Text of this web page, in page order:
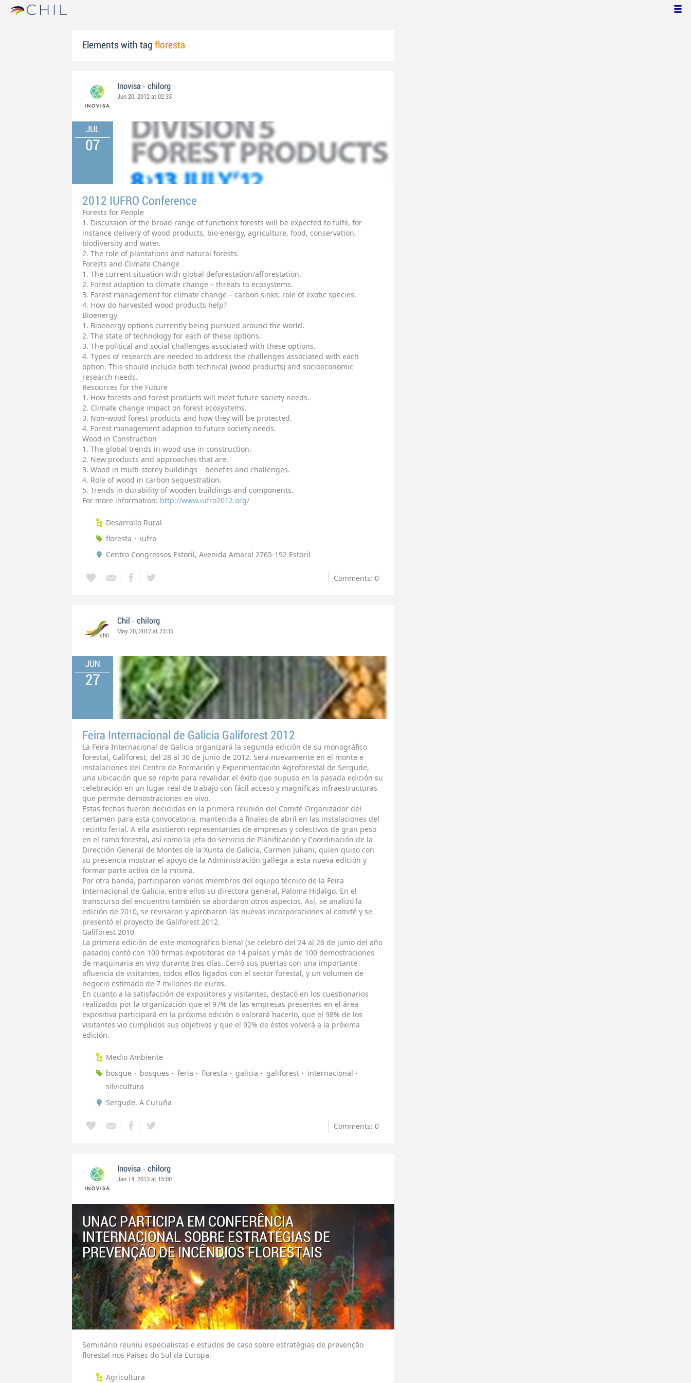
Elements with tag floresta
Inovisa - chilorg
Jun 20, 2012 at 02:33
JUL
07
2012 IUFRO Conference
Forests for People
1. Discussion of the broad range of functions forests will be expected to fulfil, for
instance delivery of wood products, bio energy, agriculture, food, conservation,
biodiversity and water.
2. The role of plantations and natural forests.
Forests and Climate Change
1. The current situation with global deforestation/afforestation.
2. Forest adaption to climate change – threats to ecosystems.
3. Forest management for climate change – carbon sinks; role of exotic species.
4. How do harvested wood products help?
Bioenergy
1. Bioenergy options currently being pursued around the world.
2. The state of technology for each of these options.
3. The political and social challenges associated with these options.
4. Types of research are needed to address the challenges associated with each
option. This should include both technical (wood products) and socioeconomic
research needs.
Resources for the Future
1. How forests and forest products will meet future society needs.
2. Climate change impact on forest ecosystems.
3. Non-wood forest products and how they will be protected.
4. Forest management adaption to future society needs.
Wood in Construction
1. The global trends in wood use in construction.
2. New products and approaches that are.
3. Wood in multi-storey buildings – benefits and challenges.
4. Role of wood in carbon sequestration.
5. Trends in durability of wooden buildings and components.
For more information: http://www.iufro2012.org/
Desarrollo Rural
floresta
iufro
Centro Congressos Estoril, Avenida Amaral 2765-192 Estoril
Comments: 0
Chil - chilorg
May 20, 2012 at 23:35
JUN
27
Feira Internacional de Galicia Galiforest 2012
La Feira Internacional de Galicia organizará la segunda edición de su monográfico
forestal, Galiforest, del 28 al 30 de junio de 2012. Será nuevamente en el monte e
instalaciones del Centro de Formación y Experimentación Agroforestal de Sergude,
una ubicación que se repite para revalidar el éxito que supuso en la pasada edición su
celebración en un lugar real de trabajo con fácil acceso y magníficas infraestructuras
que permite demostraciones en vivo.
Estas fechas fueron decididas en la primera reunión del Comité Organizador del
certamen para esta convocatoria, mantenida a finales de abril en las instalaciones del
recinto ferial. A ella asistieron representantes de empresas y colectivos de gran peso
en el ramo forestal, así como la jefa do servicio de Planificación y Coordinación de la
Dirección General de Montes de la Xunta de Galicia, Carmen Juliani, quien quiso con
su presencia mostrar el apoyo de la Administración gallega a esta nueva edición y
formar parte activa de la misma.
Por otra banda, participaron varios miembros del equipo técnico de la Feira
Internacional de Galicia, entre ellos su directora general, Paloma Hidalgo. En el
transcurso del encuentro también se abordaron otros aspectos. Así, se analizó la
edición de 2010, se revisaron y aprobaron las nuevas incorporaciones al comité y se
presentó el proyecto de Galiforest 2012.
Galiforest 2010
La primera edición de este monográfico bienal (se celebró del 24 al 26 de junio del año
pasado) contó con 100 firmas expositoras de 14 países y más de 100 demostraciones
de maquinaria en vivo durante tres días. Cerró sus puertas con una importante
afluencia de visitantes, todos ellos ligados con el sector forestal, y un volumen de
negocio estimado de 7 millones de euros.
En cuanto a la satisfacción de expositores y visitantes, destacó en los cuestionarios
realizados por la organización que el 97% de las empresas presentes en el área
expositiva participará en la próxima edición o valorará hacerlo, que el 98% de los
visitantes vio cumplidos sus objetivos y que el 92% de éstos volverá a la próxima
edición.
Medio Ambiente
bosque
bosques feria floresta galicia galiforest
internacional
silvicultura
Sergude, A Curuña
Comments: 0
Inovisa - chilorg
Jan 14, 2013 at 15:00
UNAC PARTICIPA EM CONFERÊNCIA
INTERNACIONAL SOBRE ESTRATÉGIAS DE
PREVENÇÃO DE INCÊNDIOS FLORESTAIS
Seminário reuniu especialistas e estudos de caso sobre estratégias de prevenção
florestal nos Países do Sul da Europa.
Agricultura